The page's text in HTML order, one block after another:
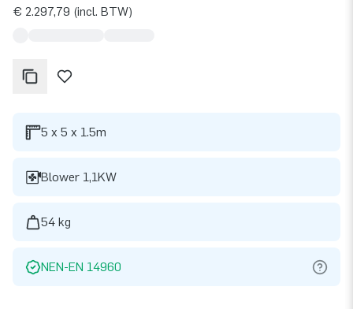
€ 2.297,79 (incl. BTW)
5 x 5 x 1.5m
Blower 1,1KW
54 kg
NEN-EN 14960